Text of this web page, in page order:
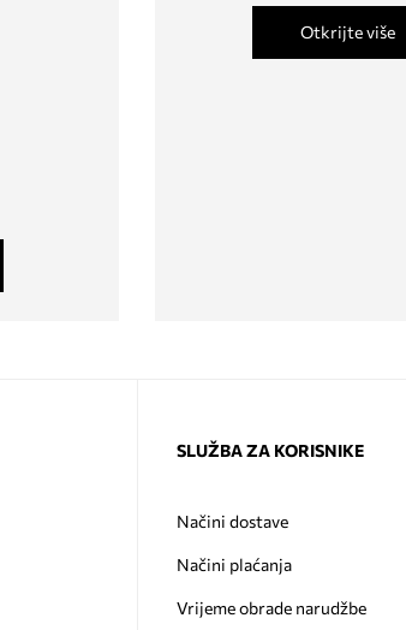
Otkrijte više
SLUŽBA ZA KORISNIKE
Načini dostave
Načini plaćanja
Vrijeme obrade narudžbe